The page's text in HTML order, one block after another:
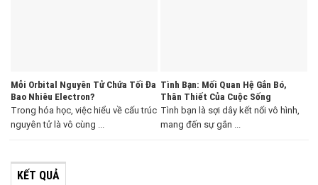
Mỗi Orbital Nguyên Tử Chứa Tối Đa
Bao Nhiêu Electron?
Trong hóa học, việc hiểu về cấu trúc
nguyên tử là vô cùng ...
Tình Bạn: Mối Quan Hệ Gắn Bó,
Thân Thiết Của Cuộc Sống
Tình bạn là sợi dây kết nối vô hình,
mang đến sự gắn ...
KẾT QUẢ